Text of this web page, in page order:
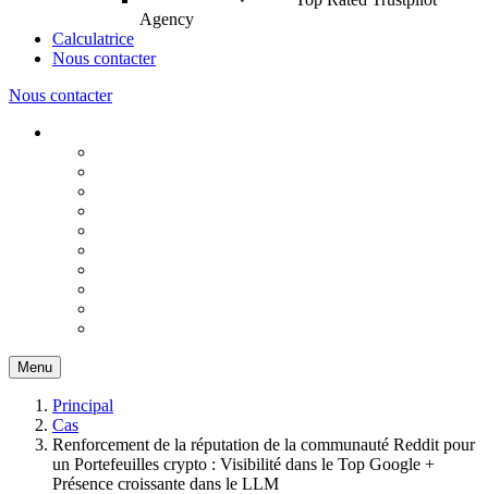
Agency
Calculatrice
Nous contacter
Nous contacter
Menu
Principal
Cas
Renforcement de la réputation de la communauté Reddit pour
un Portefeuilles crypto : Visibilité dans le Top Google +
Présence croissante dans le LLM